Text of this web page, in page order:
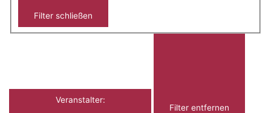
Filter schließen
Veranstalter:
Filter entfernen